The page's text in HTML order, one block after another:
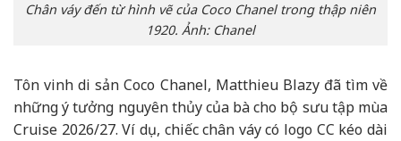
Chân váy đến từ hình vẽ của Coco Chanel trong thập niên
1920. Ảnh: Chanel
Tôn vinh di sản Coco Chanel, Matthieu Blazy đã tìm về
những ý tưởng nguyên thủy của bà cho bộ sưu tập mùa
Cruise 2026/27. Ví dụ, chiếc chân váy có logo CC kéo dài